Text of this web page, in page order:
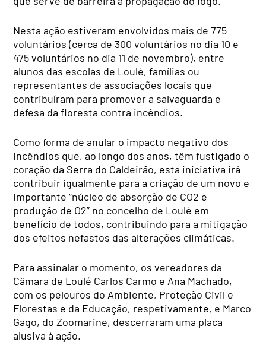
Nesta ação estiveram envolvidos mais de 775
voluntários (cerca de 300 voluntários no dia 10 e
475 voluntários no dia 11 de novembro), entre
alunos das escolas de Loulé, famílias ou
representantes de associações locais que
contribuíram para promover a salvaguarda e
defesa da floresta contra incêndios.
Como forma de anular o impacto negativo dos
incêndios que, ao longo dos anos, têm fustigado o
coração da Serra do Caldeirão, esta iniciativa irá
contribuir igualmente para a criação de um novo e
importante “núcleo de absorção de CO2 e
produção de O2” no concelho de Loulé em
benefício de todos, contribuindo para a mitigação
dos efeitos nefastos das alterações climáticas.
Para assinalar o momento, os vereadores da
Câmara de Loulé Carlos Carmo e Ana Machado,
com os pelouros do Ambiente, Proteção Civil e
Florestas e da Educação, respetivamente, e Marco
Gago, do Zoomarine, descerraram uma placa
alusiva à ação.